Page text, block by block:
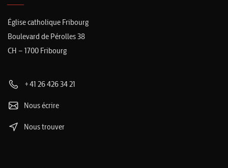
Église catholique Fribourg
Boulevard de Pérolles 38
CH – 1700 Fribourg
+41 26 426 34 21
Nous écrire
Nous trouver